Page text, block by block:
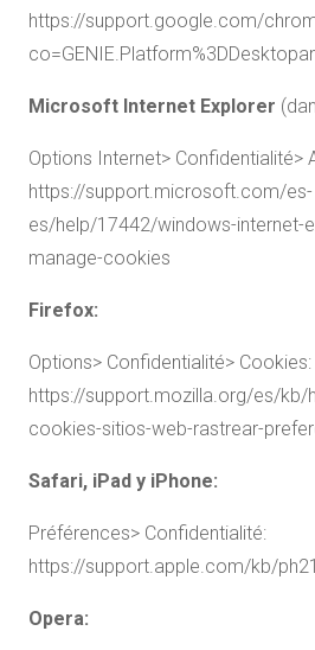
https://support.google.com/
Microsoft Internet Explorer
Options Internet> Confidentialité>
https://support.microsoft.com/es-
es/help/17442/windows-internet-
manage-cookies
Firefox:
Options> Confidentialité> Cookies:
https://support.mozilla.org/es/kb/
cookies-sitios-web-rastrear-
Safari, iPad y iPhone:
Préférences> Confidentialité:
https://support.apple.com/kb/
Opera: